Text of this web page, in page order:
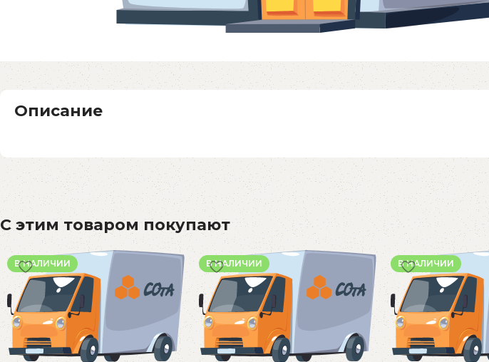
Описание
С этим товаром покупают
В НАЛИЧИИ В НАЛИЧИИ В НАЛИЧИИ